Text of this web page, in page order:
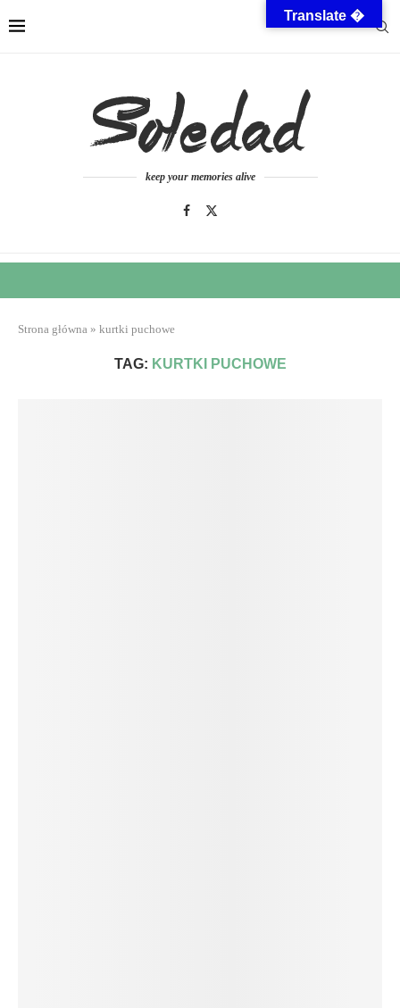
keep your memories alive
Strona główna » kurtki puchowe
TAG: KURTKI PUCHOWE
Translate �